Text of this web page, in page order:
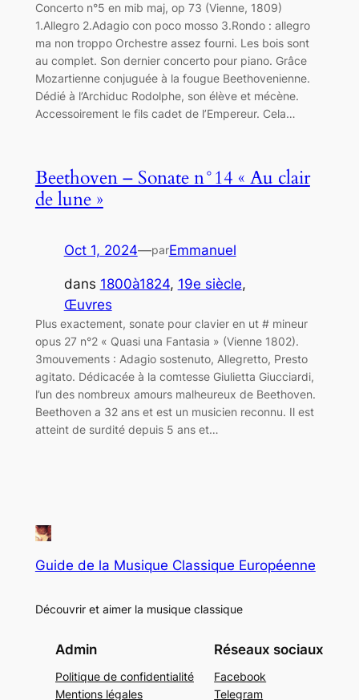
Concerto n°5 en mib maj, op 73 (Vienne, 1809)
1.Allegro 2.Adagio con poco mosso 3.Rondo : allegro
ma non troppo Orchestre assez fourni. Les bois sont
au complet. Son dernier concerto pour piano. Grâce
Mozartienne conjuguée à la fougue Beethovenienne.
Dédié à l’Archiduc Rodolphe, son élève et mécène.
Accessoirement le fils cadet de l’Empereur. Cela…
Beethoven – Sonate n°14 « Au clair
de lune »
Oct 1, 2024—parEmmanuel
dans 1800à1824, 19e siècle
Œuvres
Plus exactement, sonate pour clavier en ut # mineur
opus 27 n°2 « Quasi una Fantasia » (Vienne 1802).
3mouvements : Adagio sostenuto, Allegretto, Presto
agitato. Dédicacée à la comtesse Giulietta Giucciardi,
l’un des nombreux amours malheureux de Beethoven.
Beethoven a 32 ans et est un musicien reconnu. Il est
atteint de surdité depuis 5 ans et…
Guide de la Musique Classique Européenne
Découvrir et aimer la musique classique
Admin
Politique de confidentialité
Mentions légales
Réseaux sociaux
Facebook
Telegram